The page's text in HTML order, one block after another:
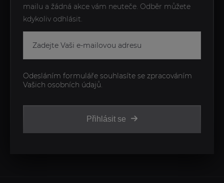
mailu a žádná akce vám neuteče. Odběr můžete
kdykoliv odhlásit.
Přihlásit se
Odesláním formuláře souhlasíte se zpracováním
Vašich osobních údajů.